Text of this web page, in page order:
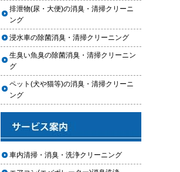
【2026年版】イエローハットのカ
ーフィルム料金はいくら？施工内
容・相場・安くするコツ
2025.12.05
車のヘッドライト交換のタイミン
グと費用
2025.12.04
車のサスペンション交換の必要性
車のフロントガラス交換の料金相
場と作業手順
排泄物(尿・大便)の消臭・清掃クリーニ
ング
浸水車の除菌消臭・清掃クリーニング
生臭い魚臭の除菌消臭・清掃クリーニン
グ
ペット(犬や猫等)の消臭・清掃クリーニ
ング
車内清掃・消臭・洗浄クリーニング